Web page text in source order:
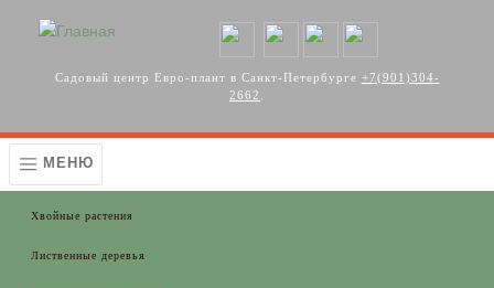
Садовый центр Евро-плант в Санкт-Петербурге +7(901)304-
2662
МЕНЮ
Хвойные растения
Лиственные деревья